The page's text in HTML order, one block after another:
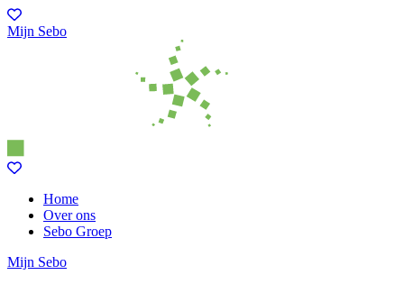
Mijn Sebo
Home
Over ons
Sebo Groep
Mijn Sebo